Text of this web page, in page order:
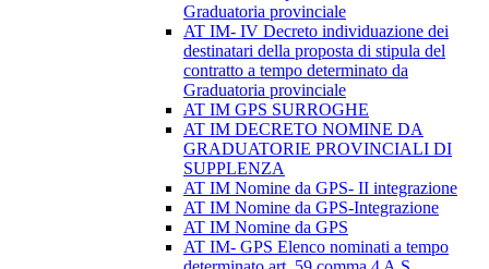
Graduatoria provinciale
AT IM- IV Decreto individuazione dei
destinatari della proposta di stipula del
contratto a tempo determinato da
Graduatoria provinciale
AT IM GPS SURROGHE
AT IM DECRETO NOMINE DA
GRADUATORIE PROVINCIALI DI
SUPPLENZA
AT IM Nomine da GPS- II integrazione
AT IM Nomine da GPS-Integrazione
AT IM Nomine da GPS
AT IM- GPS Elenco nominati a tempo